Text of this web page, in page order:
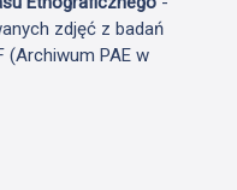
zdjęć z badań
(Archiwum PAE w